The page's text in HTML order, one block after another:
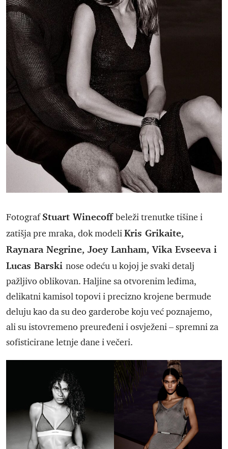
FotografStuart Winecoffbeleži trenutke tišine i
zatišja pre mraka, dok modeliKris Grikaite,
Raynara Negrine, Joey Lanham, Vika Evseeva i
Lucas Barski nose odeću u kojoj je svaki detalj
pažljivo oblikovan. Haljine sa otvorenim leđima,
delikatni kamisol topovi i precizno krojene bermude
deluju kao da su deo garderobe koju već poznajemo,
ali su istovremeno preuređeni i osvježeni – spremni za
sofisticirane letnje dane i večeri.